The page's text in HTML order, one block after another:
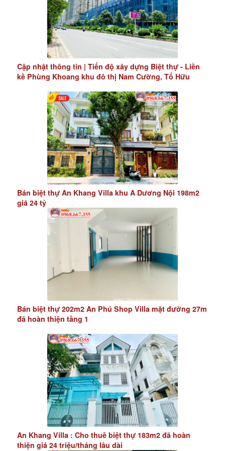
Cập nhật thông tin | Tiến độ xây dựng Biệt thự - Liền
kề Phùng Khoang khu đô thị Nam Cường, Tố Hữu
Bán biệt thự An Khang Villa khu A Dương Nội 198m2
giá 24 tỷ
Bán biệt thự 202m2 An Phú Shop Villa mặt đường 27m
đã hoàn thiện tầng 1
An Khang Villa : Cho thuê biệt thự 183m2 đã hoàn
thiện giá 24 triệu/tháng lâu dài